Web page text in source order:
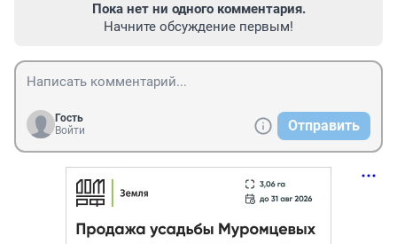
Пока нет ни одного комментария.
Начните обсуждение первым!
Гость
Войти
Отправить